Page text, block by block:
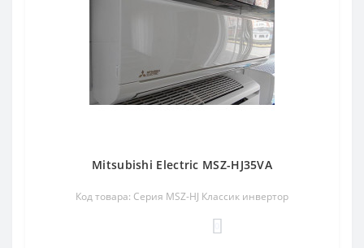
Mitsubishi Electric MSZ-HJ35VA
Код товара: Серия MSZ-HJ Классик инвертор